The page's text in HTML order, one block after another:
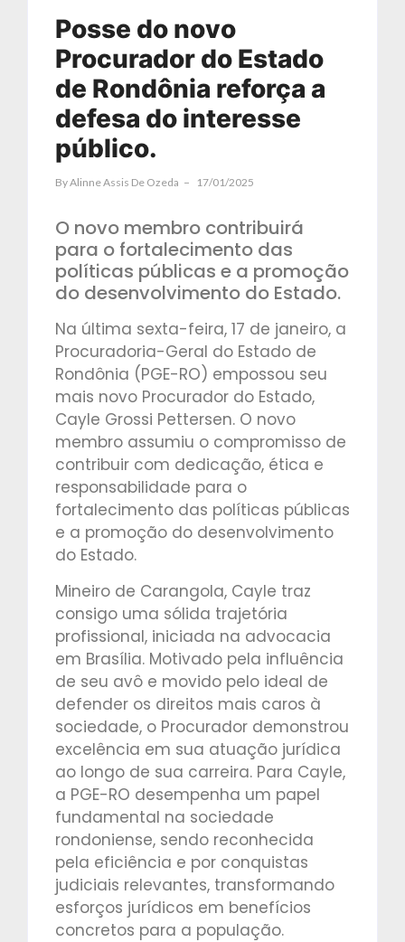
Posse do novo
Procurador do Estado
de Rondônia reforça a
defesa do interesse
público.
ByAlinne Assis De Ozeda 17/01/2025
O novo membro contribuirá
para o fortalecimento das
políticas públicas e a promoção
do desenvolvimento do Estado.
Na última sexta-feira, 17 de janeiro, a
Procuradoria-Geral do Estado de
Rondônia (PGE-RO) empossou seu
mais novo Procurador do Estado,
Cayle Grossi Pettersen. O novo
membro assumiu o compromisso de
contribuir com dedicação, ética e
responsabilidade para o
fortalecimento das políticas públicas
e a promoção do desenvolvimento
do Estado.
Mineiro de Carangola, Cayle traz
consigo uma sólida trajetória
profissional, iniciada na advocacia
em Brasília. Motivado pela influência
de seu avô e movido pelo ideal de
defender os direitos mais caros à
sociedade, o Procurador demonstrou
excelência em sua atuação jurídica
ao longo de sua carreira. Para Cayle,
a PGE-RO desempenha um papel
fundamental na sociedade
rondoniense, sendo reconhecida
pela eficiência e por conquistas
judiciais relevantes, transformando
esforços jurídicos em benefícios
concretos para a população.